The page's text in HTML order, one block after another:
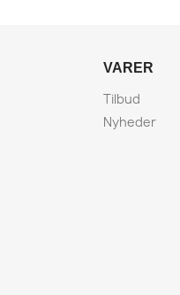
VARER
Tilbud
Nyheder